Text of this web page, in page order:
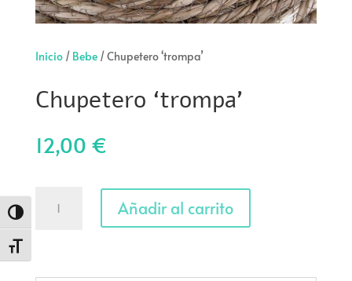
Alternar alto contraste
Alternar tamaño de letra
Inicio/ Bebe/ Chupetero ‘trompa’
Chupetero ‘trompa’
12,00 €
'trompa'
Añadir al carrito